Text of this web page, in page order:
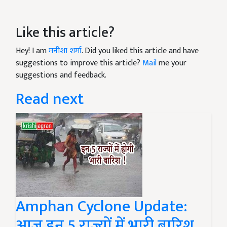
Like this article?
Hey! I amमनीशा शर्मा. Did you liked this article and have
suggestions to improve this article? Mailme your
suggestions and feedback.
Read next
Amphan Cyclone Update: